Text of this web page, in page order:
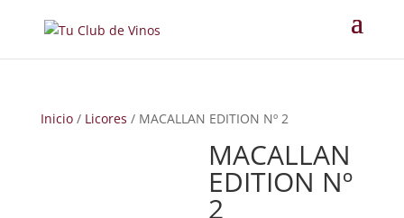
Inicio/ Licores / MACALLAN EDITION Nº 2
MACALLAN
EDITION Nº
2